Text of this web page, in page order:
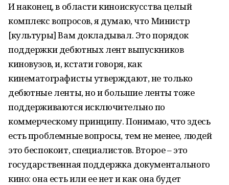
И наконец, в области киноискусства целый
комплекс вопросов, я думаю, что Министр
[культуры] Вам докладывал. Это порядок
поддержки дебютных лент выпускников
киновузов, и, кстати говоря, как
кинематографисты утверждают, не только
дебютные ленты, но и большие ленты тоже
поддерживаются исключительно по
коммерческому принципу. Понимаю, что здесь
есть проблемные вопросы, тем не менее, людей
это беспокоит, специалистов. Второе – это
государственная поддержка документального
кино: она есть или ее нет и как она будет